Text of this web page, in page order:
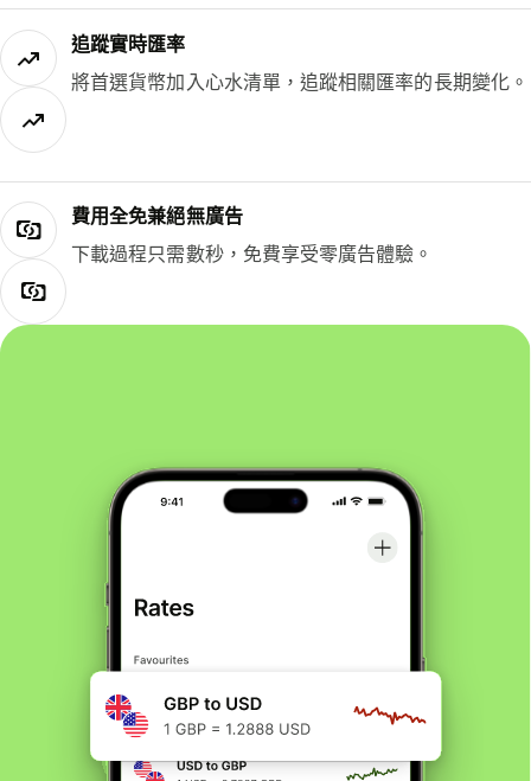
追蹤實時匯率
將首選貨幣加入心水清單，追蹤相關匯率的長期變化。
費用全免兼絕無廣告
下載過程只需數秒，免費享受零廣告體驗。